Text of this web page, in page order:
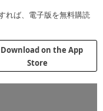
れば、電子版を無料購読